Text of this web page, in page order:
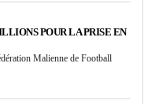
POUR LA PRISE EN
Malienne de Football